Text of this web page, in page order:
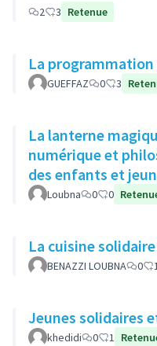
2
3 Retenue
La
GUEFFAZ 0 3
La lanterne
numérique et
des enfants et
quartier
Loubna 0 0
La cuisine solidaire
BENAZZI LOUBNA 0
Jeunes solidaires
khedidi 0 1